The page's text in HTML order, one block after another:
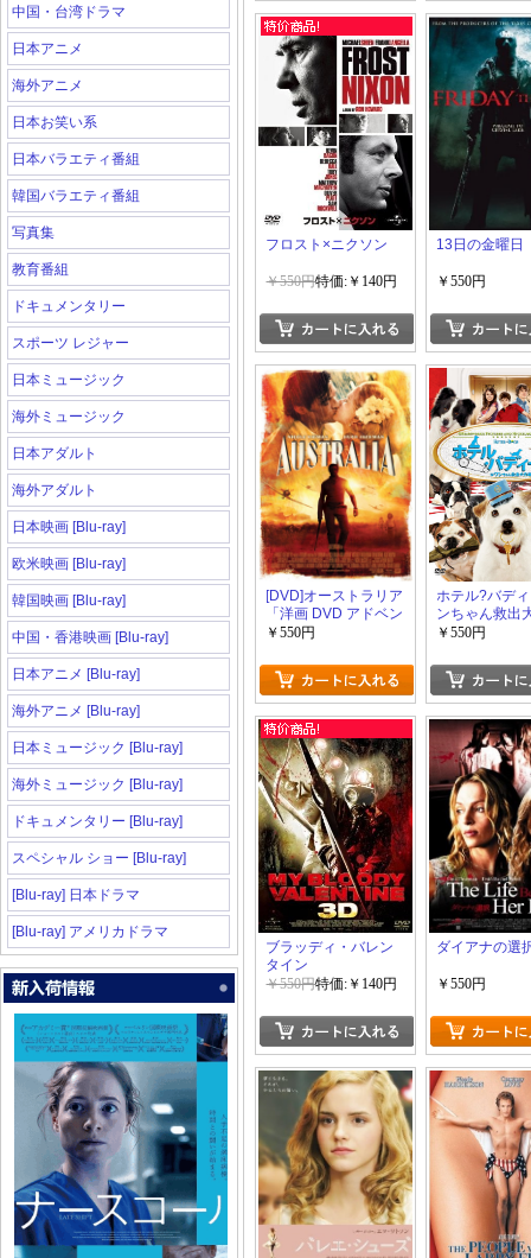
中国・台湾ドラマ
日本アニメ
海外アニメ
日本お笑い系
日本バラエティ番組
韓国バラエティ番組
写真集
教育番組
ドキュメンタリー
スポーツ レジャー
日本ミュージック
海外ミュージック
日本アダルト
海外アダルト
日本映画 [Blu-ray]
欧米映画 [Blu-ray]
韓国映画 [Blu-ray]
中国・香港映画 [Blu-ray]
日本アニメ [Blu-ray]
海外アニメ [Blu-ray]
日本ミュージック [Blu-ray]
海外ミュージック [Blu-ray]
ドキュメンタリー [Blu-ray]
スペシャル ショー [Blu-ray]
[Blu-ray] 日本ドラマ
[Blu-ray] アメリカドラマ
フロスト×ニクソン
￥550円特価:￥140円
13日の金曜日
￥550円
[DVD]オーストラリア
「洋画 DVD アドベン
チャー」
￥550円
ホテル?バデ
ンちゃん救出
￥550円
ブラッディ・バレン
タイン
￥550円特価:￥140円
ダイアナの選
￥550円